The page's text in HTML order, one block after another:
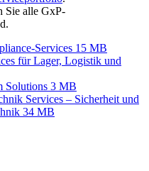
Sie alle GxP-
Services 15 MB
für Lager, Logistik und
Solutions 3 MB
Services – Sicherheit und
34 MB